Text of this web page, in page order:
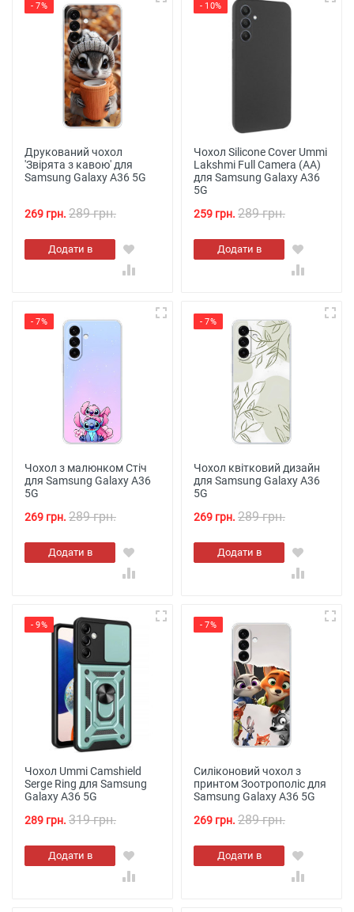
- 7%
Друкований чохол
'Звірята з кавою' для
Samsung Galaxy A36 5G
269 грн. 289 грн.
Додати в
кошик
- 10%
Чохол Silicone Cover Ummi
Lakshmi Full Camera (AA)
для Samsung Galaxy A36
5G
259 грн. 289 грн.
Додати в
кошик
- 7%
Чохол з малюнком Стіч
для Samsung Galaxy A36
5G
269 грн. 289 грн.
Додати в
кошик
- 7%
Чохол квітковий дизайн
для Samsung Galaxy A36
5G
269 грн. 289 грн.
Додати в
кошик
- 9%
Чохол Ummi Camshield
Serge Ring для Samsung
Galaxy A36 5G
289 грн. 319 грн.
Додати в
кошик
- 7%
Силіконовий чохол з
принтом Зоотрополіс для
Samsung Galaxy A36 5G
269 грн. 289 грн.
Додати в
кошик